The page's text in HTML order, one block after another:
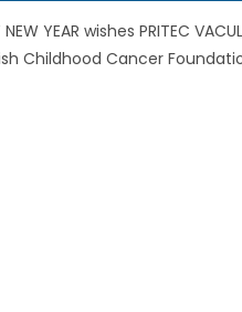
NEW YEAR wishes PRITEC
Childhood Cancer